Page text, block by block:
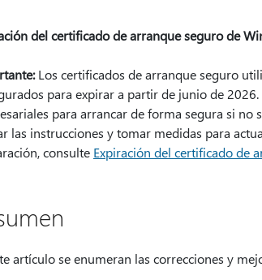
del certificado de arranque seguro de
Los certificados de arranque seguro
para expirar a partir de junio de
para arrancar de forma segura si no
las instrucciones y tomar medidas para
consulte Expiración del certificado de
artículo se enumeran las correcciones y